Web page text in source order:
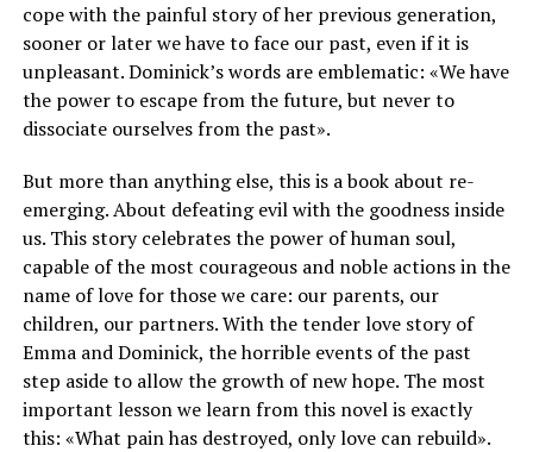
cope with the painful story of her previous generation,
sooner or later we have to face our past, even if it is
unpleasant. Dominick’s words are emblematic: «We have
the power to escape from the future, but never to
dissociate ourselves from the past».
But more than anything else, this is a book about re-
emerging. About defeating evil with the goodness inside
us. This story celebrates the power of human soul,
capable of the most courageous and noble actions in the
name of love for those we care: our parents, our
children, our partners. With the tender love story of
Emma and Dominick, the horrible events of the past
step aside to allow the growth of new hope. The most
important lesson we learn from this novel is exactly
this: «What pain has destroyed, only love can rebuild».